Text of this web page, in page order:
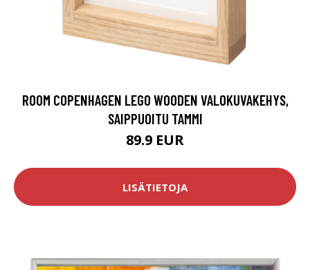
ROOM COPENHAGEN LEGO WOODEN VALOKUVAKEHYS,
SAIPPUOITU TAMMI
89.9 EUR
LISÄTIETOJA